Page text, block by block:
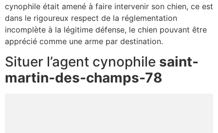
cynophile était amené à faire intervenir son chien, ce est
dans le rigoureux respect de la réglementation
incomplète à la légitime défense, le chien pouvant être
apprécié comme une arme par destination.
Situer l’agent cynophile saint-
martin-des-champs-78